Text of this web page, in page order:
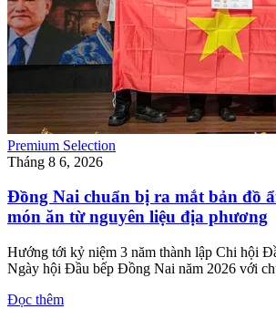
Premium Selection
Tháng 8 6, 2026
Đồng Nai chuẩn bị ra mắt bản đồ
món ăn từ nguyên liệu địa phương
Hướng tới kỷ niệm 3 năm thành lập Chi hội
Ngày hội Đầu bếp Đồng Nai năm 2026 với
Đọc thêm